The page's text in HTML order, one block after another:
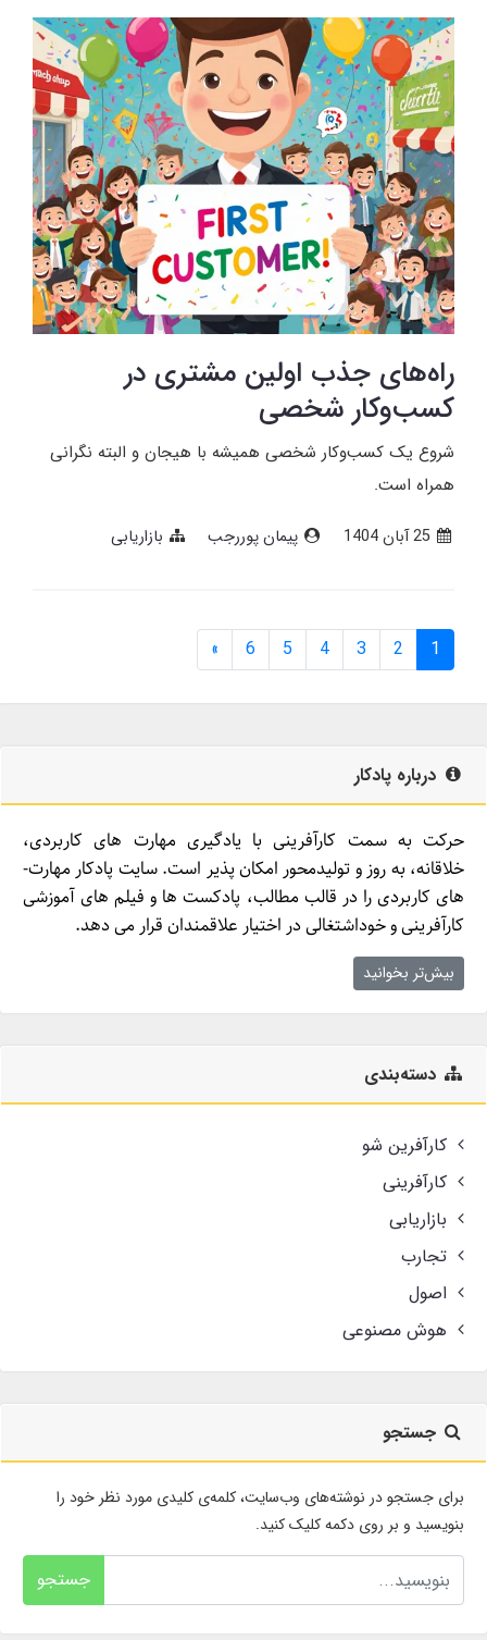
راه‌های جذب اولین مشتری در
کسب‌وکار شخصی
شروع یک کسب‌وکار شخصی همیشه با هیجان و البته نگرانی
همراه است.
25 آبان 1404 پیمان پوررجب بازاریابی
درباره پادکار
حرکت به سمت کارآفرینی با یادگیری مهارت­ های کاربردی،
خلاقانه، به روز و تولیدمحور امکان­ پذیر است. سایت پادکار مهارت­
های کاربردی را در قالب مطالب، پادکست­ ها و فیلم ­های آموزشی
کارآفرینی و خوداشتغالی در اختیار علاقمندان قرار می ­دهد.
بیش‌تر بخوانید
دسته‌بندی
کارآفرین شو
کارآفرینی
بازاریابی
تجارب
اصول
هوش مصنوعی
جستجو
برای جستجو در نوشته‌های وب‌سایت، کلمه‌ی کلیدی مورد نظر خود را
بنویسید و بر روی دکمه کلیک کنید.
جستجو